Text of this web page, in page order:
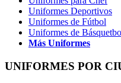
Uniformes Deportivos
Uniformes de Fútbol
Uniformes de
Más Uniformes
UNIFORMES POR